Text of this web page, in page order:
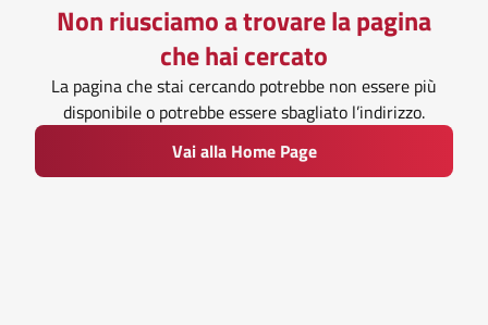
Non riusciamo a trovare la pagina
che hai cercato
La pagina che stai cercando potrebbe non essere più
disponibile o potrebbe essere sbagliato l’indirizzo.
Vai alla Home Page